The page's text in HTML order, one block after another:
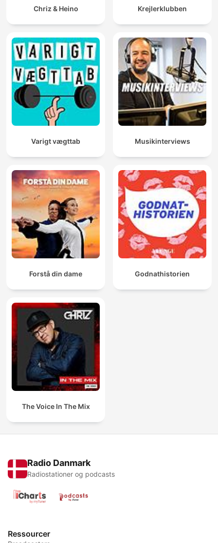
Chriz & Heino Krejlerklubben
Varigt vægttab Musikinterviews
Forstå din dame Godnathistorien
The Voice In The Mix
Radio Danmark
Radiostationer og podcasts
Ressourcer